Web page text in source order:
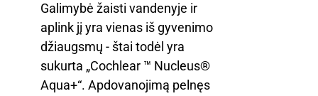
Galimybė žaisti vandenyje ir
aplink jį yra vienas iš gyvenimo
džiaugsmų - štai todėl yra
sukurta „Cochlear ™ Nucleus®
Aqua+“. Apdovanojimą pelnęs